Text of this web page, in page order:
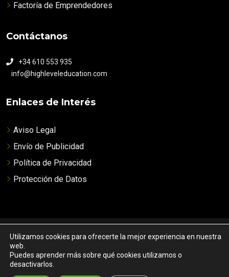
Factoría de Emprendedores
Contáctanos
+34 610 553 935
info@highleveleducation.com
Enlaces de Interés
Aviso Legal
Envío de Publicidad
Política de Privacidad
Protección de Datos
© 2022 High Level Education. Todos los Derechos Reservados.
Utilizamos cookies para ofrecerte la mejor experiencia en nuestra
web.
Puedes aprender más sobre qué cookies utilizamos o
desactivarlos.